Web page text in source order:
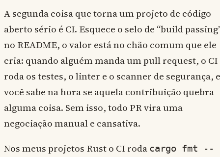
A segunda coisa que torna um projeto de código
aberto sério é CI. Esquece o selo de “build
no README, o valor está no chão comum que ele
cria: quando alguém manda um pull request, o CI
roda os testes, o linter e o scanner de segurança, e
você sabe na hora se aquela contribuição quebra
alguma coisa. Sem isso, todo PR vira uma
negociação manual e cansativa.
Nos meus projetos Rust o CI roda cargo fmt --